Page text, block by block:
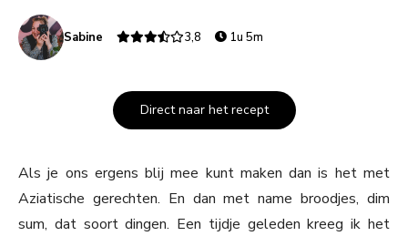
Sabine 3,8 1u 5m
Direct naar het recept
Als je ons ergens blij mee kunt maken dan is het met
Aziatische gerechten. En dan met name broodjes, dim
sum, dat soort dingen. Een tijdje geleden kreeg ik het